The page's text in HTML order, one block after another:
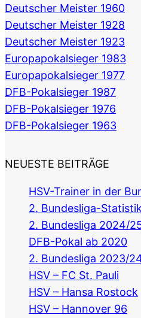
Deutscher Meister 1960
Deutscher Meister 1928
Deutscher Meister 1923
Europapokalsieger 1983
Europapokalsieger 1977
DFB-Pokalsieger 1987
DFB-Pokalsieger 1976
DFB-Pokalsieger 1963
NEUESTE BEITRÄGE
HSV-Trainer in der
2. Bundesliga-Statistik
2. Bundesliga 2024/
DFB-Pokal ab 2020
2. Bundesliga 2023/
HSV – FC St. Pauli
HSV – Hansa Rostock
HSV – Hannover 96